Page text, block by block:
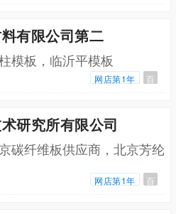
有限公司第二
模板，临沂平模板
网店第1年 百
研究所有限公司
碳纤维板供应商，北京芳纶
网店第1年 百